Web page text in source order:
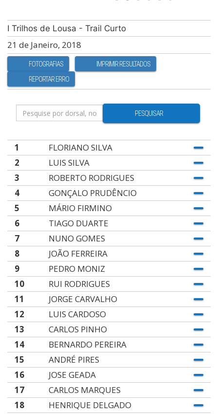
I Trilhos de Lousa - Trail Curto
21 de Janeiro, 2018
FOTOGRAFIAS
IMPRIMIR RESULTADOS
REPORTAR ERRO
PESQUISAR
1
FLORIANO SILVA
2
LUIS SILVA
3
ROBERTO RODRIGUES
4
GONÇALO PRUDÊNCIO
5
MÁRIO FIRMINO
6
TIAGO DUARTE
7
NUNO GOMES
8
JOÃO FERREIRA
9
PEDRO MONIZ
10
RUI RODRIGUES
11
JORGE CARVALHO
12
LUIS CARDOSO
13
CARLOS PINHO
14
BERNARDO PEREIRA
15
ANDRÉ PIRES
16
JOSE GEADA
17
CARLOS MARQUES
18
HENRIQUE DELGADO